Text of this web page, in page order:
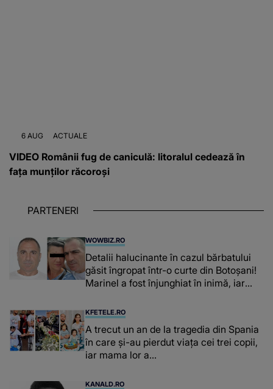
6 AUG ACTUALE
VIDEO Românii fug de caniculă: litoralul cedează în
fața munților răcoroși
PARTENERI
WOWBIZ.RO
Detalii halucinante în cazul bărbatului
găsit îngropat într-o curte din Botoșani!
Marinel a fost înjunghiat în inimă, iar
suspecți
KFETELE.RO
A trecut un an de la tragedia din Spania
în care și-au pierdut viața cei trei copii,
iar mama lor a…
KANALD.RO